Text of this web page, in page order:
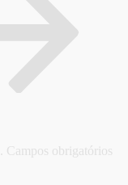
Campos obrigatórios